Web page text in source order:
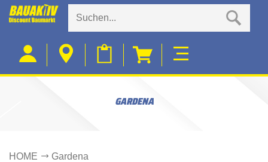
GARDENA
HOME Gardena